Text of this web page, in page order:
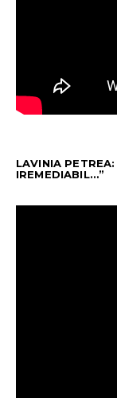
LAVINIA
IREMEDIABIL…”